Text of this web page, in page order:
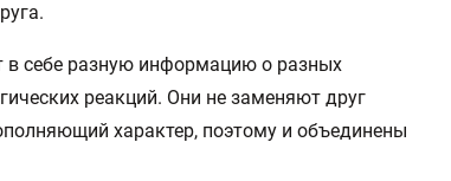
в себе разную информацию о разных
реакций. Они не заменяют друг
характер, поэтому и объединены